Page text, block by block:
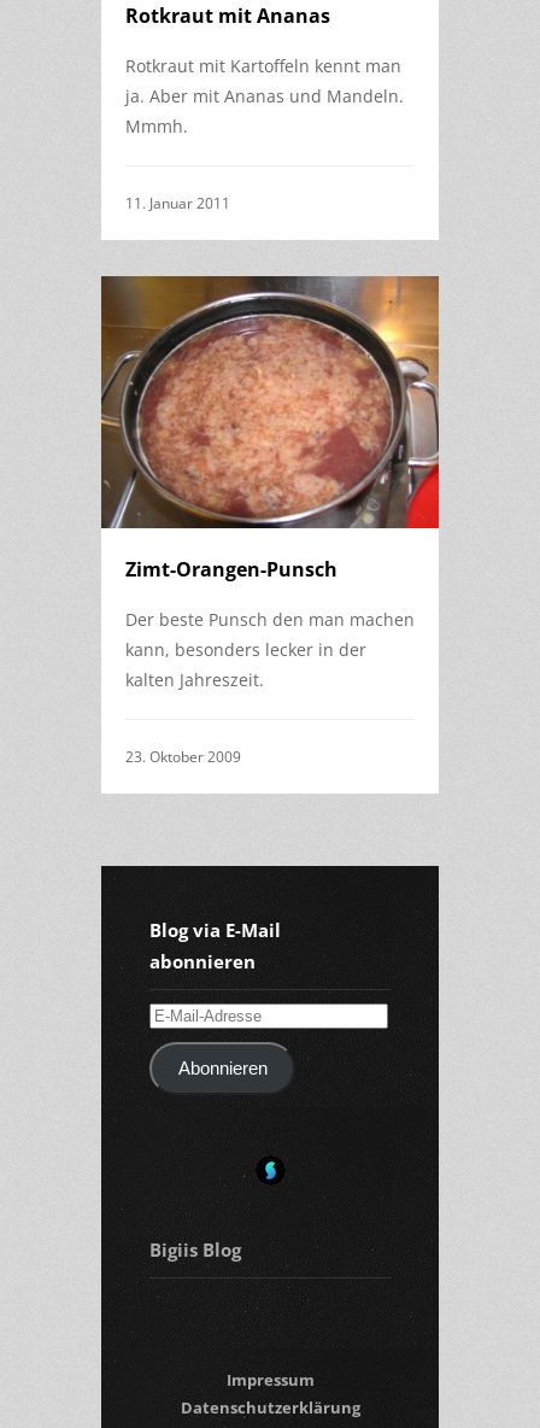
Rotkraut mit Ananas
Rotkraut mit Kartoffeln kennt man
ja. Aber mit Ananas und Mandeln.
Mmmh.
11. Januar 2011
Zimt-Orangen-Punsch
Der beste Punsch den man machen
kann, besonders lecker in der
kalten Jahreszeit.
23. Oktober 2009
Blog via E-Mail
abonnieren
E-
Mail-
AdresseAbonnieren
Bigiis Blog
Impressum
Datenschutzerklärung